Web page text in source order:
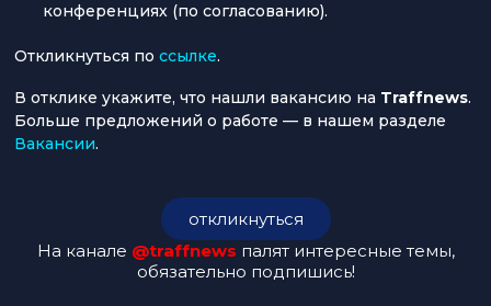
конференциях (по согласованию).
Откликнуться по ссылке.
В отклике укажите, что нашли вакансию на Traffnews.
Больше предложений о работе — в нашем разделе
Вакансии.
откликнуться
На канале @traffnews палят интересные темы,
обязательно подпишись!